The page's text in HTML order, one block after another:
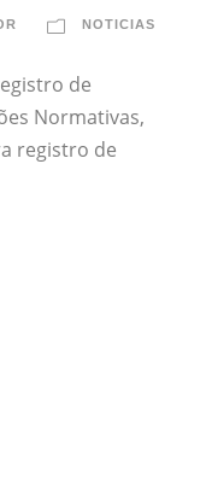
NOTICIAS
de
Normativas,
registro de